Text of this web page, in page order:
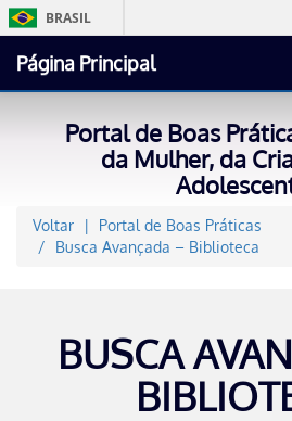
BRASIL
Página Principal
Portal de Boas
da Mulher, da
Voltar
Portal de Boas Práticas
Busca Avançada – Biblioteca
BUSCA